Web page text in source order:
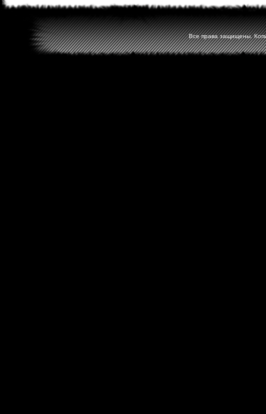
Все права защищены.